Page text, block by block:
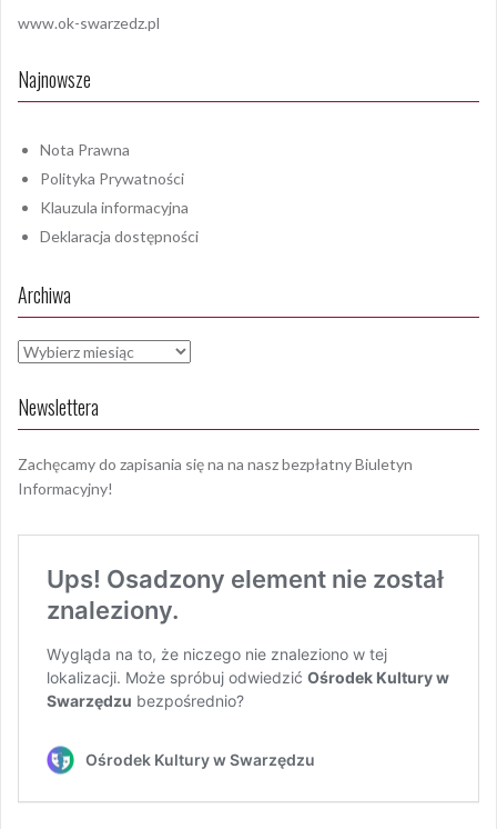
www.ok-swarzedz.pl
Najnowsze
Nota Prawna
Polityka Prywatności
Klauzula informacyjna
Deklaracja dostępności
Archiwa
Archiwa
Newslettera
Zachęcamy do zapisania się na na nasz bezpłatny Biuletyn
Informacyjny!